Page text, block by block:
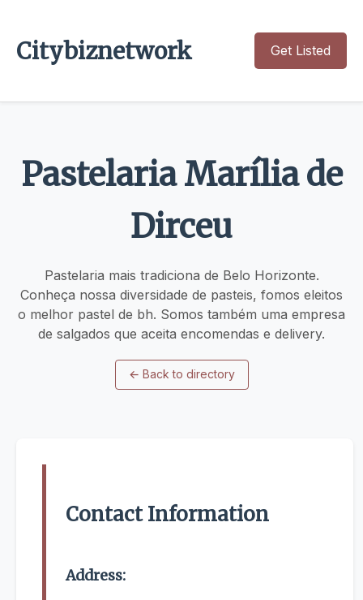
Citybiznetwork Get Listed
Pastelaria Marília de
Dirceu
Pastelaria mais tradiciona de Belo Horizonte.
Conheça nossa diversidade de pasteis, fomos eleitos
o melhor pastel de bh. Somos também uma empresa
de salgados que aceita encomendas e delivery.
← Back to directory
Contact Information
Address: